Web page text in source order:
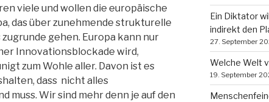
viele und wollen die europäische
das über zunehmende strukturelle
gehen. Europa kann nur
Innovationsblockade wird,
zum Wohle aller. Davon ist es
dass nicht alles
muss. Wir sind mehr denn je auf den
Ein Diktator
indirekt den
27. September
Welche Welt
19. September